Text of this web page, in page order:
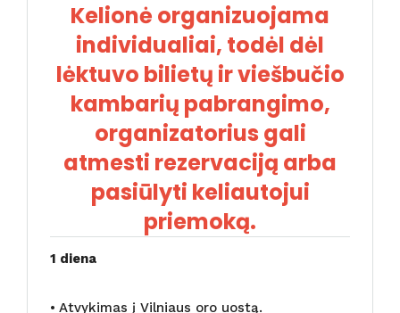
Kelionė organizuojama
individualiai, todėl dėl
lėktuvo bilietų ir viešbučio
kambarių pabrangimo,
organizatorius gali
atmesti rezervaciją arba
pasiūlyti keliautojui
priemoką.
1 diena
• Atvykimas į Vilniaus oro uostą.